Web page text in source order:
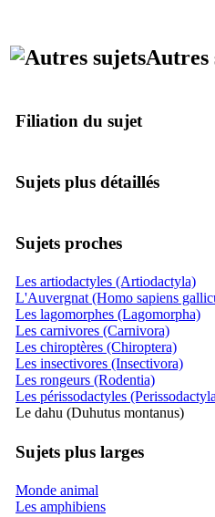
Autres
Filiation du sujet
Sujets plus détaillés
Sujets proches
Les artiodactyles (Artiodactyla)
L'Auvergnat (Homo sapiens
Les lagomorphes (Lagomorpha)
Les carnivores (Carnivora)
Les chiroptères (Chiroptera)
Les insectivores (Insectivora)
Les rongeurs (Rodentia)
Les périssodactyles
Le dahu (Duhutus montanus)
Sujets plus larges
Monde animal
Les amphibiens